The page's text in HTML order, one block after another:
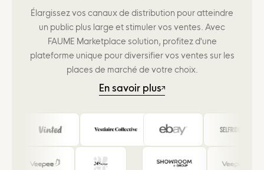
Élargissez vos canaux de distribution pour atteindre
un public plus large et stimuler vos ventes. Avec
FAUME Marketplace solution, profitez d'une
plateforme unique pour diversifier vos ventes sur les
places de marché de votre choix.
En savoir plus